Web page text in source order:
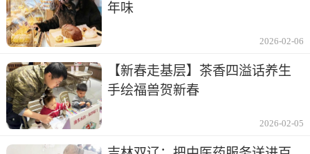
年味
2026-02-06
【新春走基层】茶香四溢话养生
手绘福兽贺新春
2026-02-05